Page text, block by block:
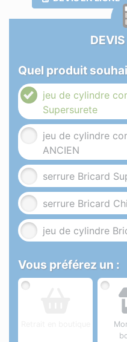
Quel produit
jeu de cylindre
Supersurete
jeu de cylindre
ANCIEN
serrure Bricard
serrure Bricard
jeu de cylindre
Vous préférez un :